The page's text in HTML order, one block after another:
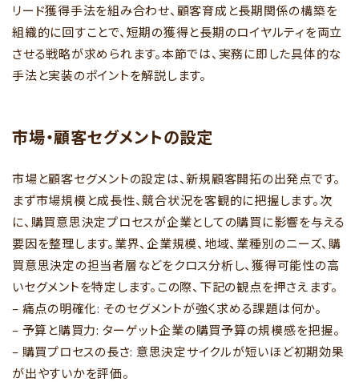
リード獲得手法を組み合わせ、顧客育成と長期関係の構築を
組織的に回すことで、短期の獲得と長期のロイヤルティを両立
させる戦略が求められます。本節では、実務に即した具体的な
手法と実装のポイントを解説します。
市場・顧客セグメントの設定
市場と顧客セグメントの設定は、新規顧客開拓の出発点です。
まず市場規模と成長性、競合状況を客観的に把握します。次
に、購買意思決定プロセスが企業としての購買に影響を与える
要因を整理します。業界、企業規模、地域、業種別のニーズ、購
買意思決定の担当者層などをクロス分析し、獲得可能性の高
いセグメントを特定します。この際、下記の観点を押さえます。
– 痛点の明確化: そのセグメントが強く求める課題は何か。
– 予算と購買力: ターゲット企業の購買予算の規模感を把握。
– 購買プロセスの長さ: 意思決定サイクルが短いほど初期効果
が出やすいかを評価。